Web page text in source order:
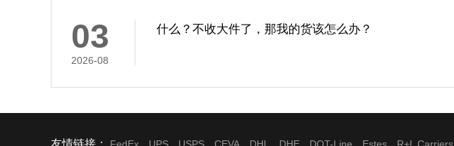
03
2026-08
什么？不收大件了，那我的货该怎么办？
友情链接：